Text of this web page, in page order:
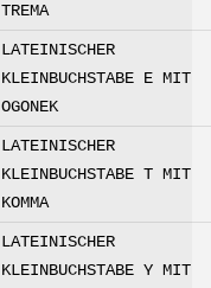
TREMA
LATEINISCHER
KLEINBUCHSTABE E MIT
OGONEK
LATEINISCHER
KLEINBUCHSTABE T MIT
KOMMA
LATEINISCHER
KLEINBUCHSTABE Y MIT